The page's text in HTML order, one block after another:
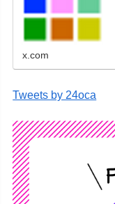
x.com
Tweets by 24oca